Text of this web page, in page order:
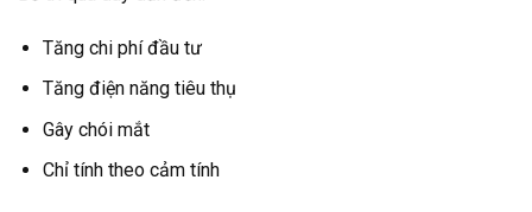
Tăng chi phí đầu tư
Tăng điện năng tiêu thụ
Gây chói mắt
Chỉ tính theo cảm tính